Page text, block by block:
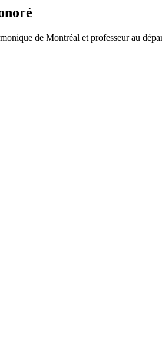
de Montréal et professeur au